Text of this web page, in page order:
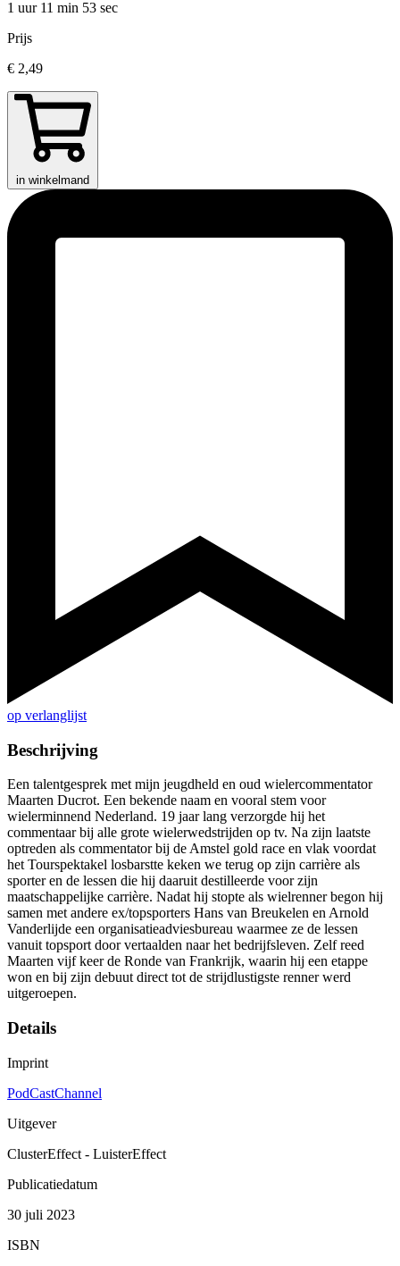
1 uur 11 min 53 sec
Prijs
€ 2,49
in winkelmand
op verlanglijst
Beschrijving
Een talentgesprek met mijn jeugdheld en oud wielercommentator
Maarten Ducrot. Een bekende naam en vooral stem voor
wielerminnend Nederland. 19 jaar lang verzorgde hij het
commentaar bij alle grote wielerwedstrijden op tv. Na zijn laatste
optreden als commentator bij de Amstel gold race en vlak voordat
het Tourspektakel losbarstte keken we terug op zijn carrière als
sporter en de lessen die hij daaruit destilleerde voor zijn
maatschappelijke carrière. Nadat hij stopte als wielrenner begon hij
samen met andere ex/topsporters Hans van Breukelen en Arnold
Vanderlijde een organisatieadviesbureau waarmee ze de lessen
vanuit topsport door vertaalden naar het bedrijfsleven. Zelf reed
Maarten vijf keer de Ronde van Frankrijk, waarin hij een etappe
won en bij zijn debuut direct tot de strijdlustigste renner werd
uitgeroepen.
Details
Imprint
PodCastChannel
Uitgever
ClusterEffect - LuisterEffect
Publicatiedatum
30 juli 2023
ISBN